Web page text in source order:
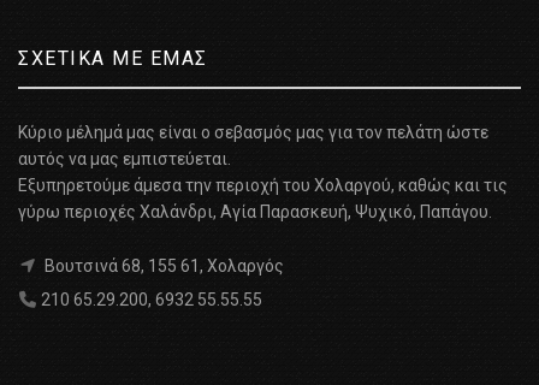
ΣΧΕΤΙΚΑ ΜΕ ΕΜΑΣ
Κύριο μέλημά μας είναι ο σεβασμός μας για τον πελάτη ώστε
αυτός να μας εμπιστεύεται.
Εξυπηρετούμε άμεσα την περιοχή του Χολαργού, καθώς και τις
γύρω περιοχές Χαλάνδρι, Αγία Παρασκευή, Ψυχικό, Παπάγου.
Βουτσινά 68, 155 61, Χολαργός
210 65.29.200, 6932 55.55.55